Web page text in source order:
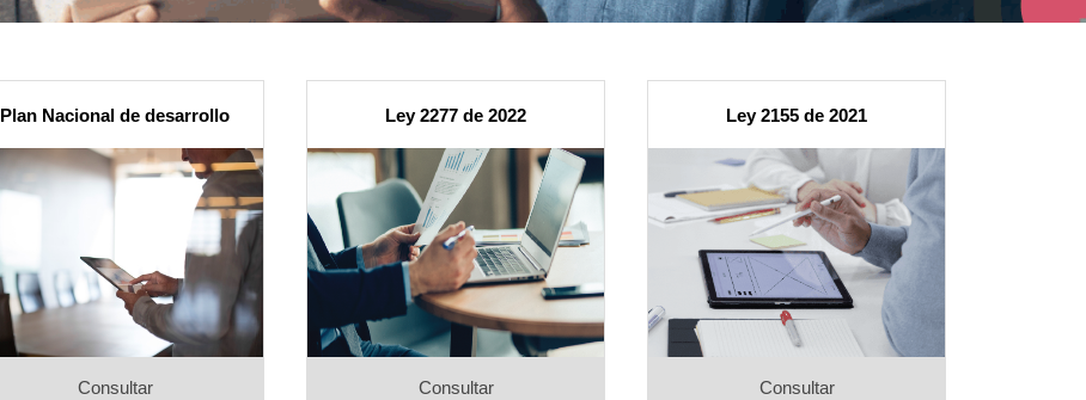
Plan Nacional de desarrollo
Consultar
Ley 2277 de 2022
Consultar
Ley 2155 de 2021
Consultar